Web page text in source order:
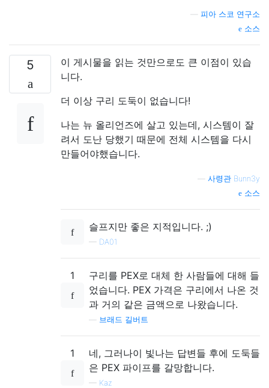
피아 스코 연구소
소스
5
이 게시물을 읽는 것만으로도 큰 이점이 있습
니다.
더 이상 구리 도둑이 없습니다!
나는 뉴 올리언즈에 살고 있는데, 시스템이 잘
려서 도난 당했기 때문에 전체 시스템을 다시
만들어야했습니다.
사령관 Bunn3y
소스
슬프지만 좋은 지적입니다. ;)
— DA01
1
구리를 PEX로 대체 한 사람들에 대해 들
었습니다. PEX 가격은 구리에서 나온 것
과 거의 같은 금액으로 나왔습니다.
브래드 길버트
1
네, 그러나이 빛나는 답변들 후에 도둑들
은 PEX 파이프를 갈망합니다.
— Kaz